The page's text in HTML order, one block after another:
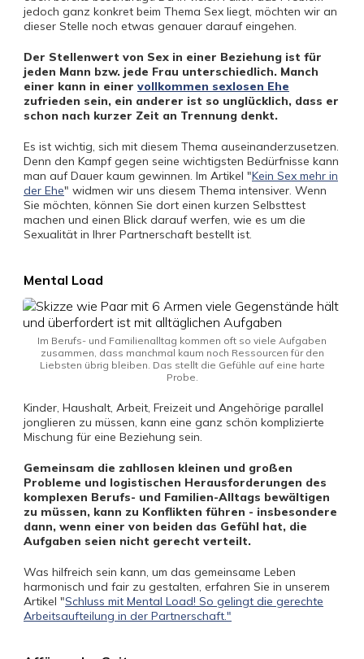
jedoch ganz konkret beim Thema Sex liegt, möchten wir an
dieser Stelle noch etwas genauer darauf eingehen.
Der Stellenwert von Sex in einer Beziehung ist für
jeden Mann bzw. jede Frau unterschiedlich. Manch
einer kann in einer vollkommen sexlosen Ehe
zufrieden sein, ein anderer ist so unglücklich, dass er
schon nach kurzer Zeit an Trennung denkt.
Es ist wichtig, sich mit diesem Thema auseinanderzusetzen.
Denn den Kampf gegen seine wichtigsten Bedürfnisse kann
man auf Dauer kaum gewinnen. Im Artikel "Kein Sex mehr in
der Ehe" widmen wir uns diesem Thema intensiver. Wenn
Sie möchten, können Sie dort einen kurzen Selbsttest
machen und einen Blick darauf werfen, wie es um die
Sexualität in Ihrer Partnerschaft bestellt ist.
Mental Load
Im Berufs- und Familienalltag kommen oft so viele Aufgaben
zusammen, dass manchmal kaum noch Ressourcen für den
Liebsten übrig bleiben. Das stellt die Gefühle auf eine harte
Probe.
Kinder, Haushalt, Arbeit, Freizeit und Angehörige parallel
jonglieren zu müssen, kann eine ganz schön komplizierte
Mischung für eine Beziehung sein.
Gemeinsam die zahllosen kleinen und großen
Probleme und logistischen Herausforderungen des
komplexen Berufs- und Familien-Alltags bewältigen
zu müssen, kann zu Konflikten führen - insbesondere
dann, wenn einer von beiden das Gefühl hat, die
Aufgaben seien nicht gerecht verteilt.
Was hilfreich sein kann, um das gemeinsame Leben
harmonisch und fair zu gestalten, erfahren Sie in unserem
Artikel "Schluss mit Mental Load! So gelingt die gerechte
Arbeitsaufteilung in der Partnerschaft."